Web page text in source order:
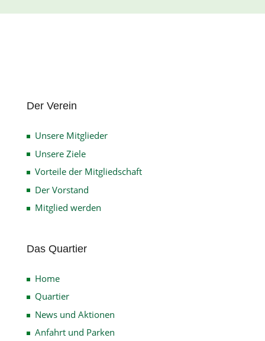
Der Verein
Unsere Mitglieder
Unsere Ziele
Vorteile der Mitgliedschaft
Der Vorstand
Mitglied werden
Das Quartier
Home
Quartier
News und Aktionen
Anfahrt und Parken